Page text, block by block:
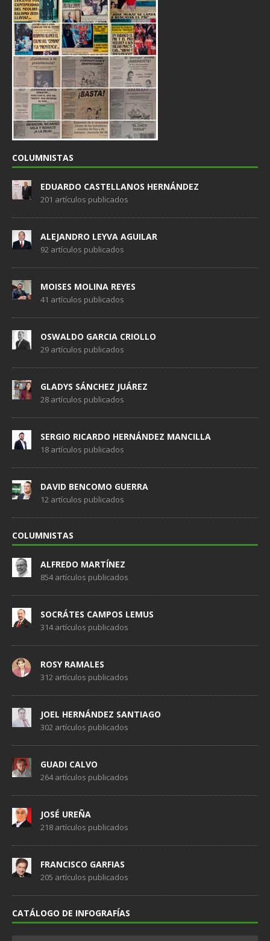
COLUMNISTAS
EDUARDO CASTELLANOS HERNÁNDEZ
201 artículos publicados
ALEJANDRO LEYVA AGUILAR
92 artículos publicados
MOISES MOLINA REYES
41 artículos publicados
OSWALDO GARCIA CRIOLLO
29 artículos publicados
GLADYS SÁNCHEZ JUÁREZ
28 artículos publicados
SERGIO RICARDO HERNÁNDEZ MANCILLA
18 artículos publicados
DAVID BENCOMO GUERRA
12 artículos publicados
COLUMNISTAS
ALFREDO MARTÍNEZ
854 artículos publicados
SOCRÁTES CAMPOS LEMUS
314 artículos publicados
ROSY RAMALES
312 artículos publicados
JOEL HERNÁNDEZ SANTIAGO
302 artículos publicados
GUADI CALVO
264 artículos publicados
JOSÉ UREÑA
218 artículos publicados
FRANCISCO GARFIAS
205 artículos publicados
CATÁLOGO DE INFOGRAFÍAS